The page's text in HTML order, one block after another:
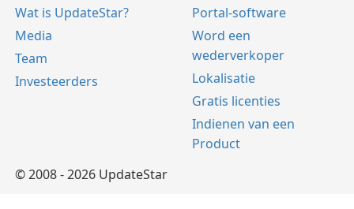
Wat is UpdateStar?
Media
Team
Investeerders
Portal-software
Word een
wederverkoper
Lokalisatie
Gratis licenties
Indienen van een
Product
© 2008 - 2026 UpdateStar